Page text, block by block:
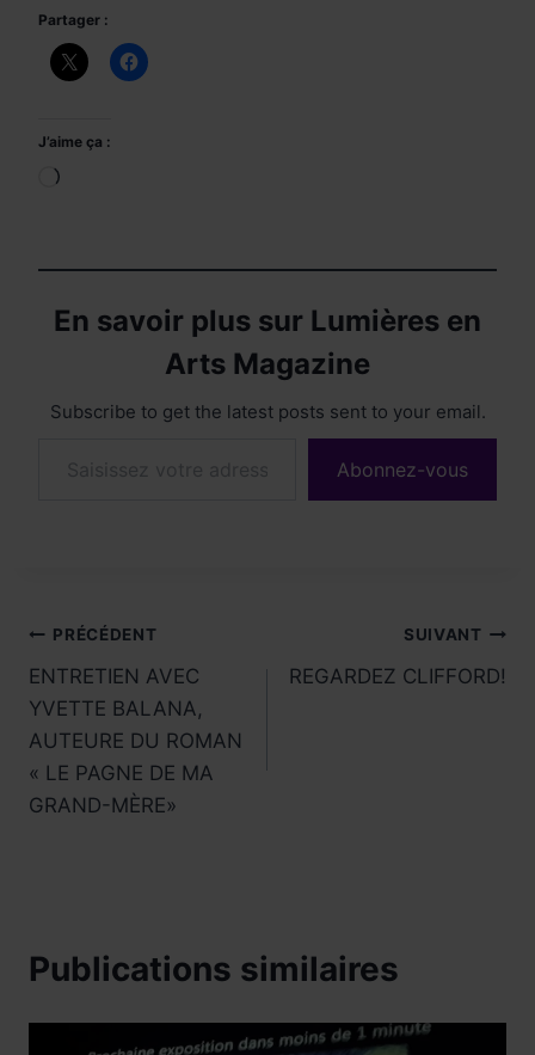
Partager :
J’aime ça :
Chargement…
En savoir plus sur Lumières en
Arts Magazine
Subscribe to get the latest posts sent to your email.
Abonnez-vous
Navigation
de
l’article
PRÉCÉDENT
ENTRETIEN AVEC
YVETTE BALANA,
AUTEURE DU ROMAN
« LE PAGNE DE MA
GRAND-MÈRE»
SUIVANT
REGARDEZ CLIFFORD!
Publications similaires